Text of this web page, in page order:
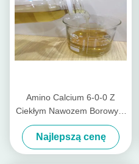
Amino Calcium 6-0-0 Z
Ciekłym Nawozem Borowym
Do Warzyw W Kolorze
żółtym
Najlepszą cenę